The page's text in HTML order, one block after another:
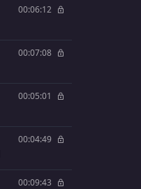
00:06:12
00:07:08
00:05:01
00:04:49
00:09:43